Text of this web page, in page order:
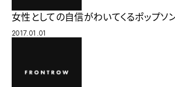
女性としての自信がわいてくるポップソ
2017.01.01